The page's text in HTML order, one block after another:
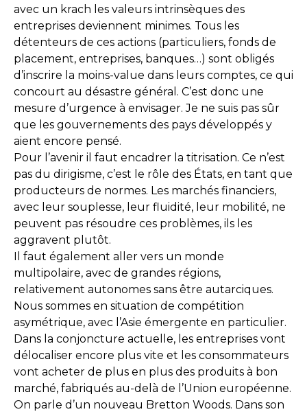
avec un krach les valeurs intrinsèques des
entreprises deviennent minimes. Tous les
détenteurs de ces actions (particuliers, fonds de
placement, entreprises, banques…) sont obligés
d’inscrire la moins-value dans leurs comptes, ce qui
concourt au désastre général. C’est donc une
mesure d’urgence à envisager. Je ne suis pas sûr
que les gouvernements des pays développés y
aient encore pensé.
Pour l’avenir il faut encadrer la titrisation. Ce n’est
pas du dirigisme, c’est le rôle des États, en tant que
producteurs de normes. Les marchés financiers,
avec leur souplesse, leur fluidité, leur mobilité, ne
peuvent pas résoudre ces problèmes, ils les
aggravent plutôt.
Il faut également aller vers un monde
multipolaire, avec de grandes régions,
relativement autonomes sans être autarciques.
Nous sommes en situation de compétition
asymétrique, avec l’Asie émergente en particulier.
Dans la conjoncture actuelle, les entreprises vont
délocaliser encore plus vite et les consommateurs
vont acheter de plus en plus des produits à bon
marché, fabriqués au-delà de l’Union européenne.
On parle d’un nouveau Bretton Woods. Dans son